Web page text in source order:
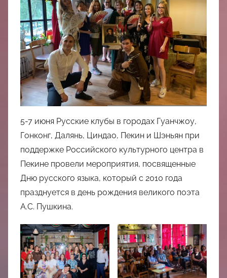
中
心
5-7 июня Русские клубы в городах Гуанчжоу,
Гонконг, Далянь, Циндао, Пекин и Шэньян при
поддержке Российского культурного центра в
Пекине провели мероприятия, посвященные
Дню русского языка, который с 2010 года
празднуется в день рождения великого поэта
А.С. Пушкина.